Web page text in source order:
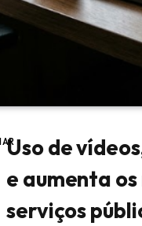
Uso de
e aumenta
serviços